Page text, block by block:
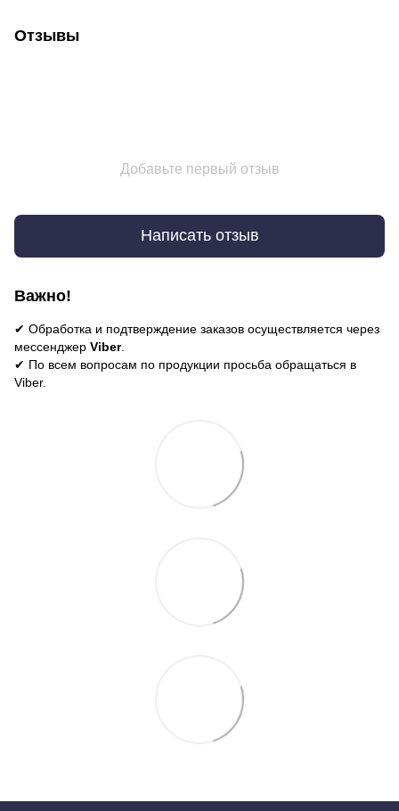
Отзывы
Добавьте первый отзыв
Написать отзыв
Важно!
✔ Обработка и подтверждение заказов осуществляется через
мессенджер Viber.
✔ По всем вопросам по продукции просьба обращаться в
Viber.